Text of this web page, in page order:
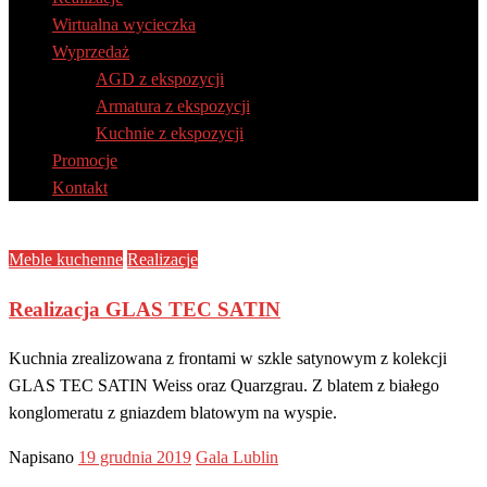
Wirtualna wycieczka
Wyprzedaż
AGD z ekspozycji
Armatura z ekspozycji
Kuchnie z ekspozycji
Promocje
Kontakt
Meble kuchenne Realizacje
Realizacja GLAS TEC SATIN
Kuchnia zrealizowana z frontami w szkle satynowym z kolekcji
GLAS TEC SATIN Weiss oraz Quarzgrau. Z blatem z białego
konglomeratu z gniazdem blatowym na wyspie.
Napisano 19 grudnia 2019 Gala Lublin